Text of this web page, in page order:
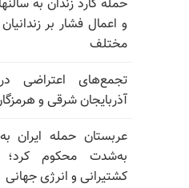
و اعمال فشار بر
مختلف
تجمع‌های اعتراضی
آذربایجان شرقی و
عربستان حمله ایران
به‌شدت محکوم
کشتیرانی و انرژی جهانی